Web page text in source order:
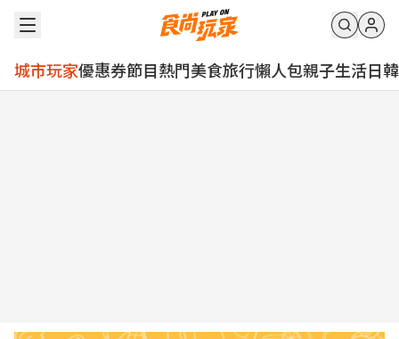
城市玩家優惠券節目熱門美食旅行懶人包親子生活日韓